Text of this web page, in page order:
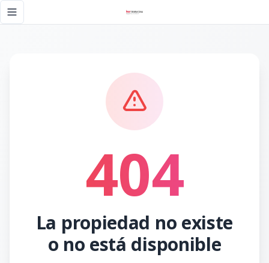
Toggle navigation menu
404
La propiedad no existe
o no está disponible
Página no encontrada - KW DOMINICANA